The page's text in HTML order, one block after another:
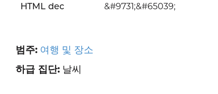
HTML dec &#9731;&#65039;
범주: 여행 및 장소
하급 집단:날씨